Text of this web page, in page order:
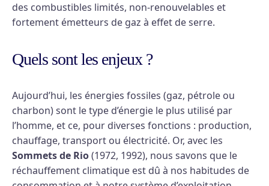
des combustibles limités, non-renouvelables et
fortement émetteurs de gaz à effet de serre.
Quels sont les enjeux ?
Aujourd’hui, les énergies fossiles (gaz, pétrole ou
charbon) sont le type d’énergie le plus utilisé par
l’homme, et ce, pour diverses fonctions : production,
chauffage, transport ou électricité. Or, avec les
Sommets de Rio(1972, 1992), nous savons que le
réchauffement climatique est dû à nos habitudes de